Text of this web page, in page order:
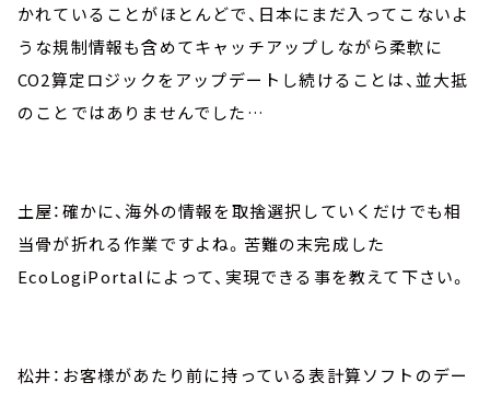
かれていることがほとんどで、日本にまだ入ってこないよ
うな規制情報も含めてキャッチアップしながら柔軟に
CO2算定ロジックをアップデートし続けることは、並大抵
のことではありませんでした…
土屋：確かに、海外の情報を取捨選択していくだけでも相
当骨が折れる作業ですよね。苦難の末完成した
EcoLogiPortalによって、実現できる事を教えて下さい。
松井：お客様があたり前に持っている表計算ソフトのデー